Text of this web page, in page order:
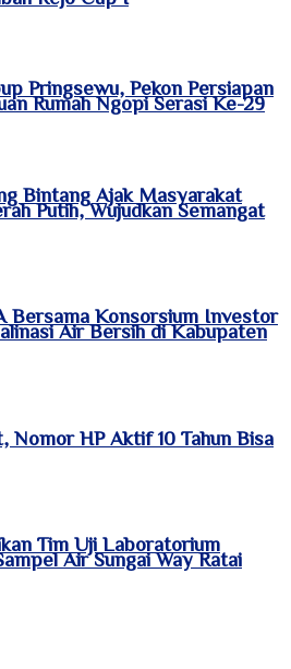
Pringsewu, Pekon Persiapan
Rumah Ngopi Serasi Ke-29
Bintang Ajak Masyarakat
Putih, Wujudkan Semangat
Bersama Konsorsium Investor
Air Bersih di Kabupaten
Nomor HP Aktif 10 Tahun Bisa
Tim Uji Laboratorium
Air Sungai Way Ratai